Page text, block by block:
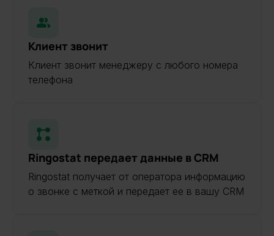
Клиент звонит
Клиент звонит менеджеру с любого номера
телефона
Ringostat передает данные в CRM
Ringostat получает от оператора информацию
о звонке с меткой и передает ее в вашу CRM